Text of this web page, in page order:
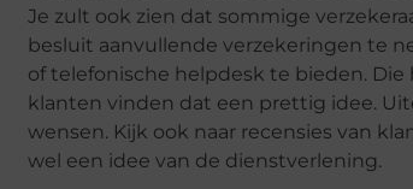
Je zult ook zien dat sommige
besluit aanvullende verzekeringen te
of telefonische helpdesk te bieden.
klanten vinden dat een prettig idee.
wensen. Kijk ook naar recensies van
wel een idee van de dienstverlening.